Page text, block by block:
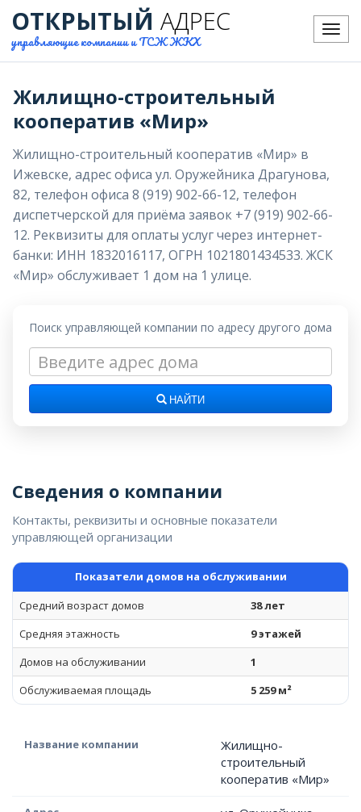
Меню
ОТКРЫТЫЙ АДРЕС
управляющие компании и ТСЖ ЖКХ
Жилищно-строительный
кооператив «Мир»
Жилищно-строительный кооператив «Мир» в
Ижевске, адрес офиса ул. Оружейника Драгунова,
82, телефон офиса 8 (919) 902-66-12, телефон
диспетчерской для приёма заявок +7 (919) 902-66-
12. Реквизиты для оплаты услуг через интернет-
банки: ИНН 1832016117, ОГРН 1021801434533. ЖСК
«Мир» обслуживает 1 дом на 1 улице.
Поиск управляющей компании по адресу другого дома
НАЙТИ
Сведения о компании
Контакты, реквизиты и основные показатели
управляющей организации
Показатели домов на обслуживании
Средний возраст домов
38 лет
Средняя этажность
9 этажей
Домов на обслуживании
1
Обслуживаемая площадь
5 259 м²
Название компании
Жилищно-
строительный
кооператив «Мир»